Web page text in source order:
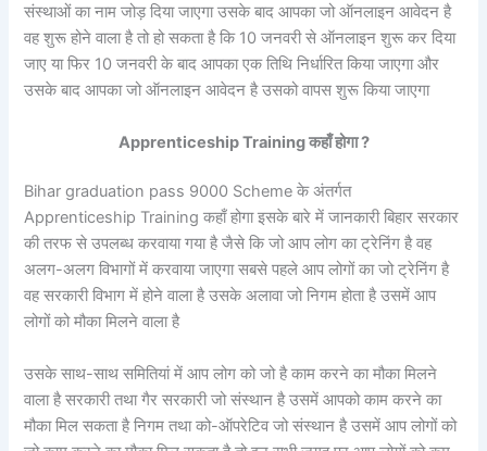
संस्थाओं का नाम जोड़ दिया जाएगा उसके बाद आपका जो ऑनलाइन आवेदन है
वह शुरू होने वाला है तो हो सकता है कि 10 जनवरी से ऑनलाइन शुरू कर दिया
जाए या फिर 10 जनवरी के बाद आपका एक तिथि निर्धारित किया जाएगा और
उसके बाद आपका जो ऑनलाइन आवेदन है उसको वापस शुरू किया जाएगा
Apprenticeship Training कहाँ होगा ?
Bihar graduation pass 9000 Scheme के अंतर्गत
Apprenticeship Training कहाँ होगा इसके बारे में जानकारी बिहार सरकार
की तरफ से उपलब्ध करवाया गया है जैसे कि जो आप लोग का ट्रेनिंग है वह
अलग-अलग विभागों में करवाया जाएगा सबसे पहले आप लोगों का जो ट्रेनिंग है
वह सरकारी विभाग में होने वाला है उसके अलावा जो निगम होता है उसमें आप
लोगों को मौका मिलने वाला है
उसके साथ-साथ समितियां में आप लोग को जो है काम करने का मौका मिलने
वाला है सरकारी तथा गैर सरकारी जो संस्थान है उसमें आपको काम करने का
मौका मिल सकता है निगम तथा को-ऑपरेटिव जो संस्थान है उसमें आप लोगों को